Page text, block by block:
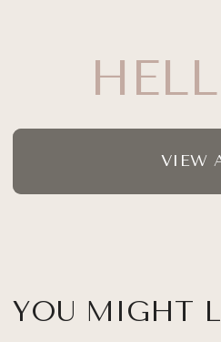
VIEW
YOU MIGHT